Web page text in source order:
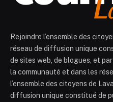
Rejoindre l’ensemble des
réseau de diffusion unique
de sites web, de blogues, et
la communauté et dans les
l’ensemble des citoyens de
diffusion unique constitué de